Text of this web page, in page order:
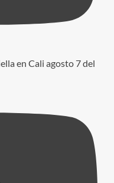
en Cali agosto 7 del